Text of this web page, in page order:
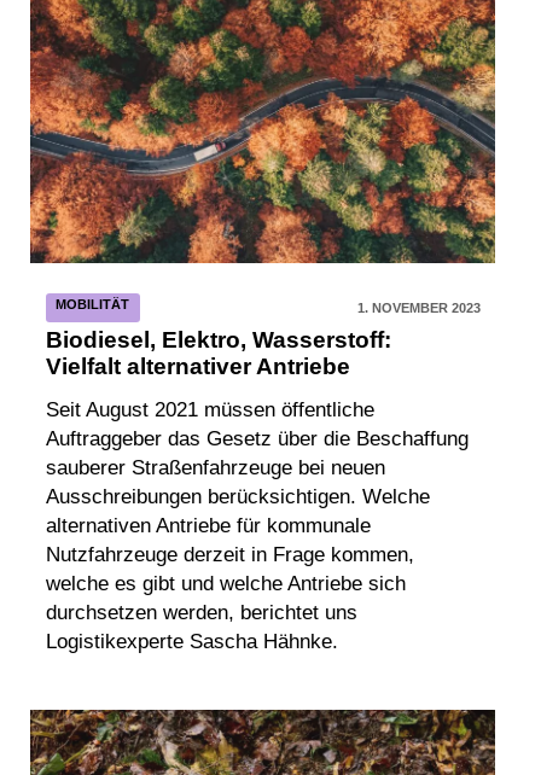
MOBILITÄT 1. NOVEMBER 2023
Biodiesel, Elektro, Wasserstoff:
Vielfalt alternativer Antriebe
Seit August 2021 müssen öffentliche
Auftraggeber das Gesetz über die Beschaffung
sauberer Straßenfahrzeuge bei neuen
Ausschreibungen berücksichtigen. Welche
alternativen Antriebe für kommunale
Nutzfahrzeuge derzeit in Frage kommen,
welche es gibt und welche Antriebe sich
durchsetzen werden, berichtet uns
Logistikexperte Sascha Hähnke.